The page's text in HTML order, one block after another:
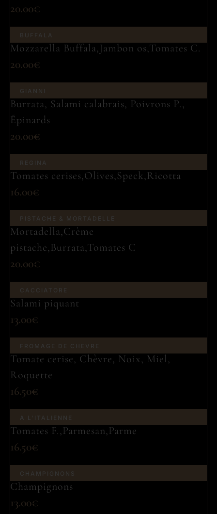
20.00€
BUFFALA
Mozzarella Buffala,Jambon os,Tomates C.
20.00€
GIANNI
Burrata, Salami calabrais, Poivrons P.,
Épinards
20.00€
REGINA
Tomates cerises,Olives,Speck,Ricotta
16.00€
PISTACHE & MORTADELLE
Mortadella,Crème
pistache,Burrata,Tomates C
20.00€
CACCIATORE
Salami piquant
13.00€
FROMAGE DE CHEVRE
Tomate cerise, Chèvre, Noix, Miel,
Roquette
16.50€
A L'ITALIENNE
Tomates F.,Parmesan,Parme
16.50€
CHAMPIGNONS
Champignons
13.00€